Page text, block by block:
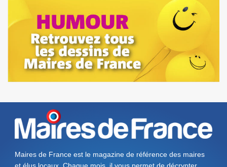
Maires de France est le magazine de référence des maires